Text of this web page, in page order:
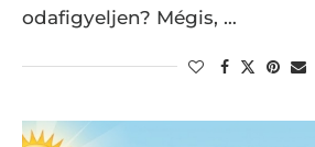
odafigyeljen? Mégis, …